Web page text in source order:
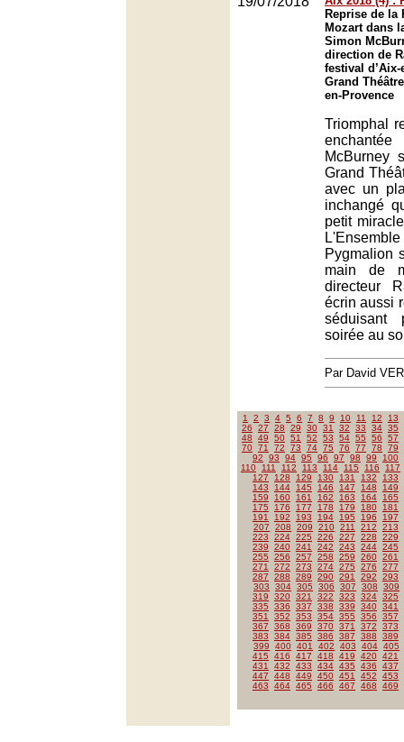
Reprise de la
Mozart dans
Simon
direction de
festival d’Aix-
Grand
en-Provence
Triomphal
McBurney
Grand
avec un
inchangé
petit
Pygmalion
main de
directeur
écrin aussi
séduisant
soirée au
Par David
1 2 3 4 5 6 7 8 9 10 11 12
13
26
27 28 29 30 31 32 33 34 35
48
49 50 51 52 53 54 55 56
57
70 71 72 73 74 75 76 77 78
79
92
93 94 95 96 97 98 99
100
110
111 112 113 114 115 116
117
127
128 129 130 131 132
133
143
144 145 146 147 148
149
159
160 161 162 163 164
165
175
176 177 178 179 180
181
191
192 193 194 195 196
197
207
208 209 210 211 212
213
223
224 225 226 227 228
229
239
240 241 242 243 244 245
255
256 257 258 259 260 261
271
272 273 274 275 276
277
287
288 289 290 291 292
293
303
304 305 306 307 308
309
319
320 321 322 323 324 325
335
336 337 338 339 340 341
351
352 353 354 355 356
357
367
368 369 370 371 372
373
383
384 385 386 387 388
389
399
400 401 402 403 404 405
415
416 417 418 419 420 421
431
432 433 434 435 436
437
447
448 449 450 451 452
453
463
464 465 466 467 468 469